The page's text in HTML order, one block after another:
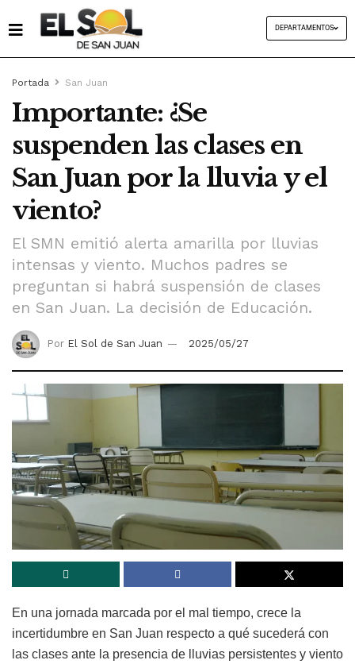
DEPARTAMENTOS
Portada San Juan
Importante: ¿Se
suspenden las clases en
San Juan por la lluvia y el
viento?
El SMN emitió alerta amarilla por lluvias
intensas y viento. Muchos padres se
preguntan si habrá suspensión de clases
en San Juan. La decisión de Educación.
Por El Sol de San Juan 2025/05/27
En una jornada marcada por el mal tiempo, crece la
incertidumbre en San Juan respecto a qué sucederá con
las clases ante la presencia de lluvias persistentes y viento